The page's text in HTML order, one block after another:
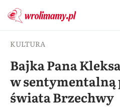
KULTURA
Bajka Pana
w sentymentalną
świata Brzechwy